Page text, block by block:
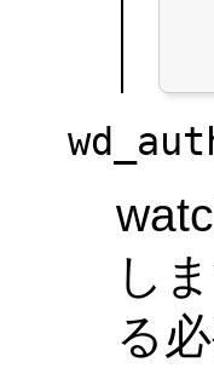
し
る